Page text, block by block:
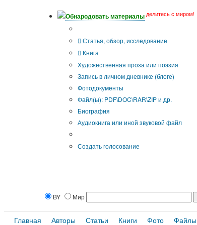
Обнародовать материалы делитесь с миром!
Статья, обзор, исследование
Книга
Художественная проза или поэзия
Запись в личном дневнике (блоге)
Фотодокументы
Файл(ы): PDF\DOC\RAR\ZIP и др.
Биография
Аудиокнига или иной звуковой файл
Создать голосование
BY Мир
Главная Авторы Статьи Книги Фото Файлы